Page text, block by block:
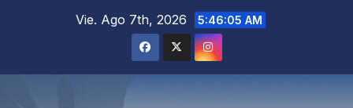
Vie. Ago 7th, 2026 5:46:07 AM